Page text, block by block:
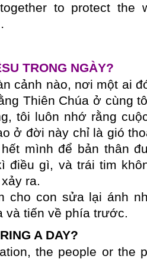
to protect the
TRONG NGÀY?
cảnh nào, nơi một ai
Thiên Chúa ở cùng
tôi luôn nhớ rằng
ở đời này chỉ là gió
mình để bản thân
điều gì, và trái tim
ra.
cho con sửa lại ánh
và tiến về phía trước.
A DAY?
the people or the